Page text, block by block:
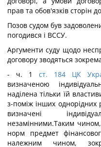
прав та обов'язків сторін
Позов судом був
погодився і ВССУ.
Аргументи суду щодо
договору зводяться
- ч. 1 ст. 184 ЦК
визначеною
наділена тільки їй
з-поміж інших однорідних
визначені
незамінними.Таким
норм предмет
належним чином,